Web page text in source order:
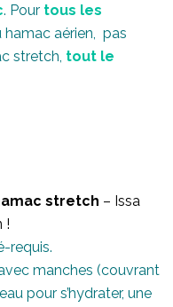
. Pour tous les
aérien, pas
stretch, tout le
stretch – Issa
!
requis.
manches (couvrant
pour s’hydrater, une